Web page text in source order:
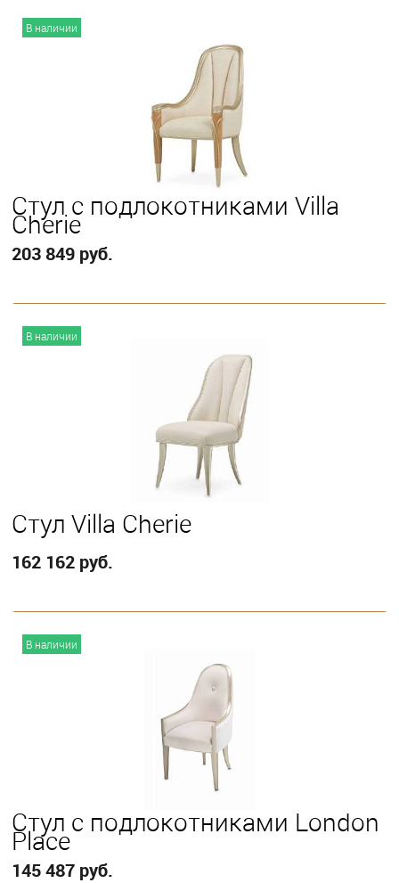
В наличии
Стул с подлокотниками Villa
Cherie
203 849 руб.
В наличии
Стул Villa Cherie
162 162 руб.
В наличии
Стул с подлокотниками London
Place
145 487 руб.